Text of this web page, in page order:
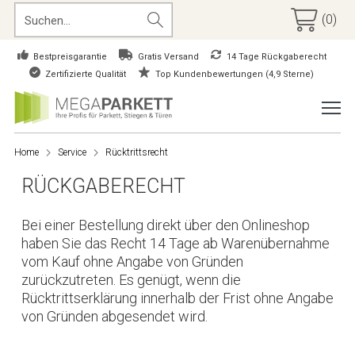
(0)
Bestpreisgarantie Gratis Versand
14 Tage Rückgaberecht
Zertifizierte Qualität
Top Kundenbewertungen (4,9 Sterne)
Home Service Rücktrittsrecht
RÜCKGABERECHT
Bei einer Bestellung direkt über den Onlineshop
haben Sie das Recht 14 Tage ab Warenübernahme
vom Kauf ohne Angabe von Gründen
zurückzutreten. Es genügt, wenn die
Rücktrittserklärung innerhalb der Frist ohne Angabe
von Gründen abgesendet wird.